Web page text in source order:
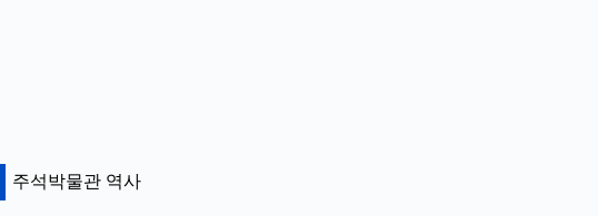
주석박물관 역사